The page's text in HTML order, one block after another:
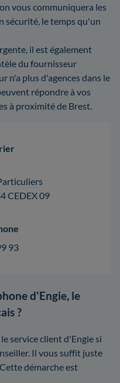
vous communiquera les
sécurité, le temps qu'un
il est également
du fournisseur
n'a plus d'agences dans le
répondre à vos
à proximité de Brest.
CEDEX 09
93
d'Engie, le
?
service client d'Engie si
Il vous suffit juste
démarche est